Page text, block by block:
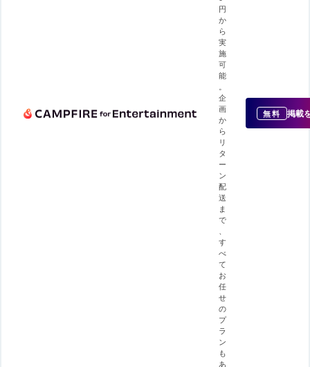
円
か
ら
実
施
可
能
。
企
画
か
ら
リ
タ
ー
ン
配
送
ま
で
、
す
べ
て
お
任
せ
の
プ
ラ
ン
も
あ
無料 掲載